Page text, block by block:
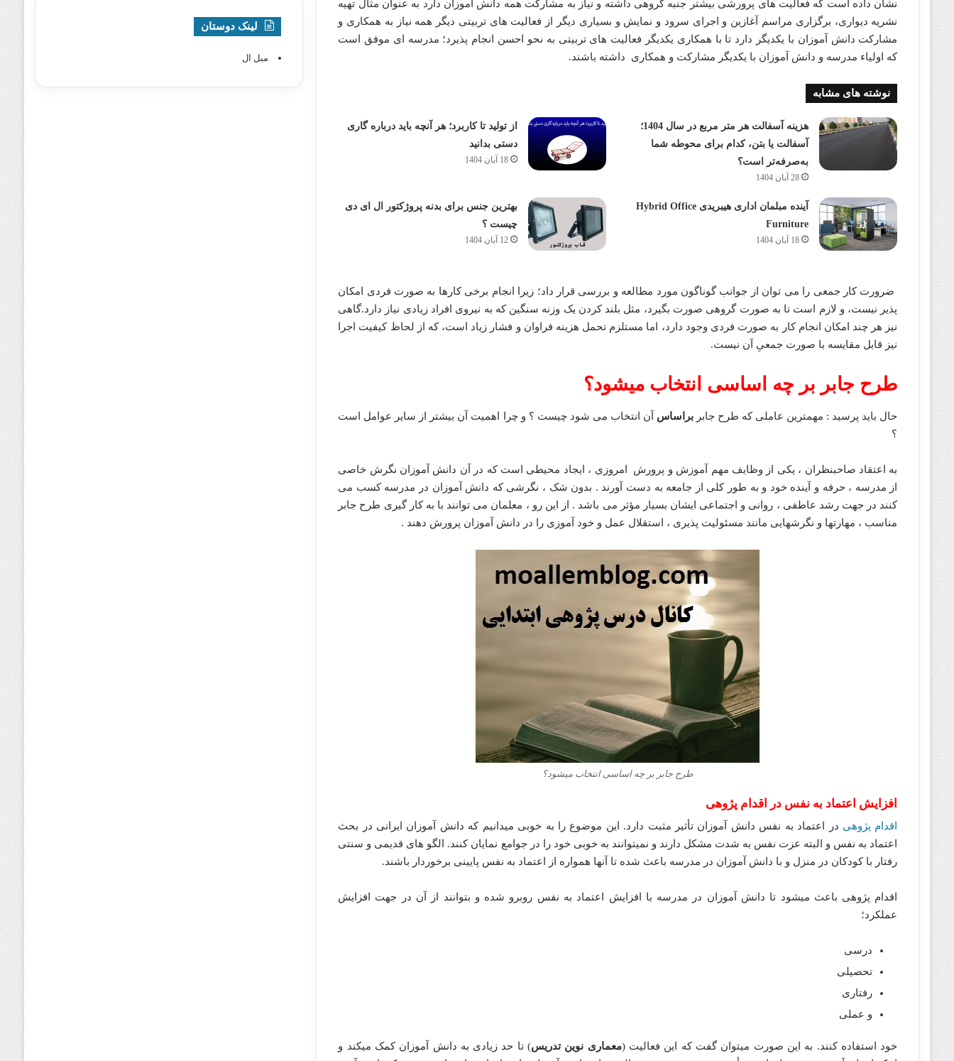
نشان داده است که فعالیت های پرورشی بیشتر جنبه گروهی داشته و نیاز به مشارکت همه دانش آموزان دارد به عنوان مثال تهیه
نشریه دیواری، برگزاری مراسم آغازین و اجرای سرود و نمایش و بسیاری دیگر از فعالیت های تربیتی دیگر همه نیاز به همکاری و
مشارکت دانش آموزان با یکدیگر دارد تا با همکاری یکدیگر فعالیت های تربیتی به نحو احسن انجام پذیرد؛ مدرسه ای موفق است
که اولیاء مدرسه و دانش آموزان با یکدیگر مشارکت و همکاری داشته باشند.
نوشته های مشابه
هزینه آسفالت هر متر مربع در سال 1404؛
آسفالت یا بتن، کدام برای محوطه شما
به‌صرفه‌تر است؟
28 آبان 1404
از تولید تا کاربرد؛ هر آنچه باید درباره گاری
دستی بدانید
18 آبان 1404
آینده مبلمان اداری هیبریدی Hybrid Office
Furniture
18 آبان 1404
بهترین جنس برای بدنه پروژکتور ال ای دی
چیست ؟
12 آبان 1404
ضرورت کار جمعی را می توان از جوانب گوناگون مورد مطالعه و بررسی قرار داد؛ زیرا انجام برخی کارها به صورت فردی امکان
پذیر نیست، و لازم است تا به صورت گروهی صورت بگیرد، مثل بلند کردن یک وزنه سنگین که به نیروی افراد زیادی نیاز دارد.گاهی
نیز هر چند امکان انجام کار به صورت فردی وجود دارد، اما مستلزم تحمل هزینه فراوان و فشار زیاد است، که از لحاظ کیفیت اجرا
نیز قابل مقایسه با صورت جمعیِ آن نیست.
طرح جابر بر چه اساسی انتخاب میشود؟
حال باید پرسید : مهمترین عاملی که طرح جابر براساس آن انتخاب می شود چیست ؟ و چرا اهمیت آن بیشتر از سایر عوامل است
؟
به اعتقاد صاحبنظران ، یکی از وظایف مهم آموزش و پرورش امروزی ، ایجاد محیطی است که در آن دانش آموزان نگرش خاصی
از مدرسه ، حرفه و آینده خود و به طور کلی از جامعه به دست آورند . بدون شک ، نگرشی که دانش آموزان در مدرسه کسب می
کنند در جهت رشد عاطفی ، روانی و اجتماعی ایشان بسیار مؤثر می باشد . از این رو ، معلمان می توانند با به کار گیری طرح جابر
مناسب ، مهارتها و نگرشهایی مانند مسئولیت پذیری ، استقلال عمل و خود آموزی را در دانش آموزان پرورش دهند .
طرح جابر بر چه اساسی انتخاب میشود؟
افزایش اعتماد به نفس در اقدام پژوهی
اقدام پژوهی در اعتماد به نفس دانش آموزان تأثیر مثبت دارد. این موضوع را به خوبی میدانیم که دانش آموزان ایرانی در بحث
اعتماد به نفس و البته عزت نفس به شدت مشکل دارند و نمیتوانند به خوبی خود را در جوامع نمایان کنند. الگو های قدیمی و سنتی
رفتار با کودکان در منزل و با دانش آموزان در مدرسه باعث شده تا آنها همواره از اعتماد به نفس پایینی برخوردار باشند.
اقدام پژوهی باعث میشود تا دانش آموزان در مدرسه با افزایش اعتماد به نفس روبرو شده و بتوانند از آن در جهت افزایش
عملکرد؛
درسی
تحصیلی
رفتاری
و عملی
خود استفاده کنند. به این صورت میتوان گفت که این فعالیت (معماری نوین تدریس) تا حد زیادی به دانش آموزان کمک میکند و
لینک دوستان
مبل ال